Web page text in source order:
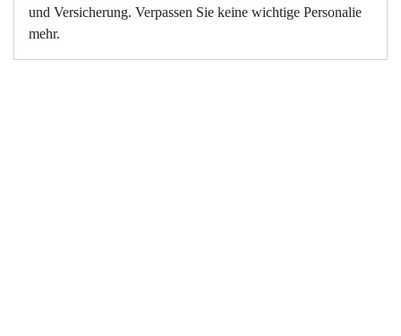
und Versicherung. Verpassen Sie keine wichtige Personalie
mehr.